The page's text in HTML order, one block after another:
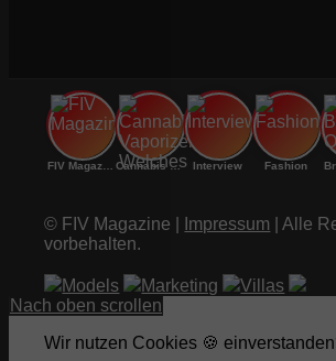
Cannabis Vaporizer: Welches Interview Fashion
© FIV Magazine | Impressum | Alle
vorbehalten.
Models Marketing
Villas
Nach oben scrollen
Wir nutzen Cookies 🍪